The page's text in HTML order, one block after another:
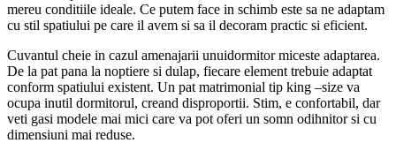
mereu conditiile ideale. Ce putem face in schimb este sa ne adaptam
cu stil spatiului pe care il avem si sa il decoram practic si eficient.
Cuvantul cheie in cazul amenajarii unuidormitor miceste adaptarea.
De la pat pana la noptiere si dulap, fiecare element trebuie adaptat
conform spatiului existent. Un pat matrimonial tip king –size va
ocupa inutil dormitorul, creand disproportii. Stim, e confortabil, dar
veti gasi modele mai mici care va pot oferi un somn odihnitor si cu
dimensiuni mai reduse.